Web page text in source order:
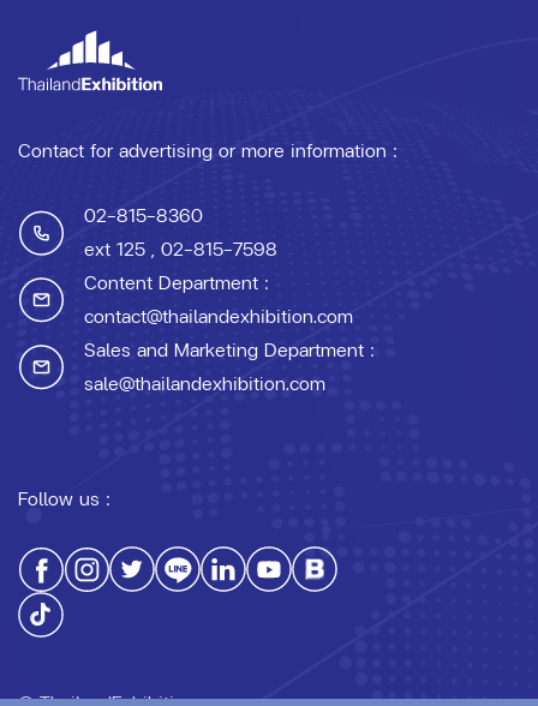
Contact for advertising or more information :
02-815-8360
ext 125 , 02-815-7598
Content Department :
contact@thailandexhibition.com
Sales and Marketing Department :
sale@thailandexhibition.com
Follow us :